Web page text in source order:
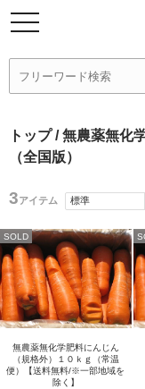
トップ/ 無農薬無化
（全国版）
3アイテム
SOLD
無農薬無化学肥料にんじん
（規格外）１０ｋｇ（常温
便）【送料無料/※一部地域を
除く】